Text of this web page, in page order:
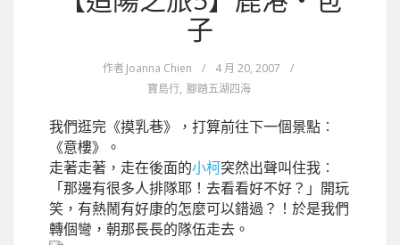
子
作者 Joanna Chien / 4 月 20, 2007
/
寶島行, 腳踏五湖四海
我們逛完《摸乳巷》，打算前往下一個景點︰
《意樓》。
走著走著，走在後面的小柯突然出聲叫住我︰
「那邊有很多人排隊耶！去看看好不好？」開玩
笑，有熱鬧有好康的怎麼可以錯過？！於是我們
轉個彎，朝那長長的隊伍走去。